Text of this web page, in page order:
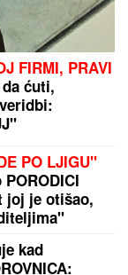
JE BRŽE-
mnogo